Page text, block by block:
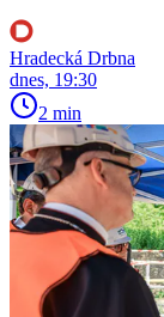
Hradecká Drbna
dnes, 19:30
2 min